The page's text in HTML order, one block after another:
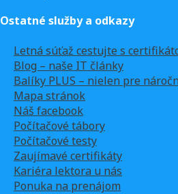
Ostatné služby a odkazy
Letná súťaž cestujte s
Blog – naše IT články
Balíky PLUS – nielen pre
Mapa stránok
Náš facebook
Počítačové tábory
Počítačové testy
Zaujímavé certifikáty
Kariéra lektora u nás
Ponuka na prenájom